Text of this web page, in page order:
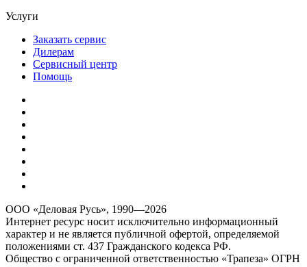
Услуги
Заказать сервис
Дилерам
Сервисный центр
Помощь
ООО «Деловая Русь», 1990—2026
Интернет ресурс носит исключительно информационный
характер и не является публичной офертой, определяемой
положениями ст. 437 Гражданского кодекса РФ.
Общество с ограниченной ответственностью «Трапеза» ОГРН